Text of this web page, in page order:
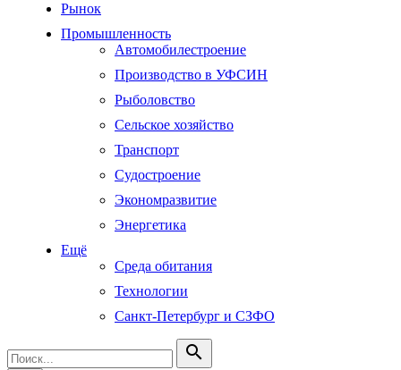
Рынок
Промышленность
Автомобилестроение
Производство в УФСИН
Рыболовство
Сельское хозяйство
Транспорт
Судостроение
Экономразвитие
Энергетика
Ещё
Среда обитания
Технологии
Санкт-Петербург и СЗФО
search